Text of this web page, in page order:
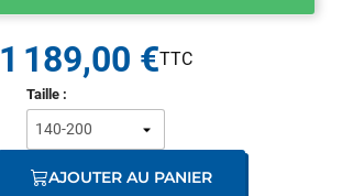
Taille :
1 189,00 €
AJOUTER AU PANIER